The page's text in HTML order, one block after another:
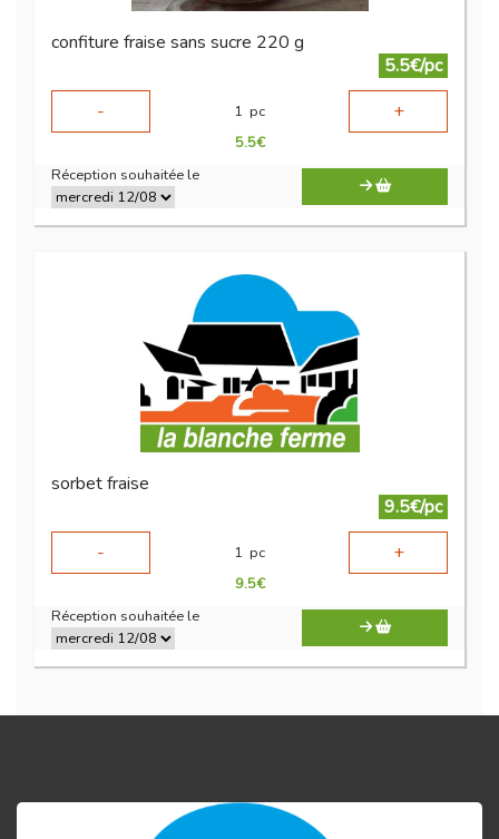
confiture fraise sans sucre 220 g
5.5€/pc
-
1 pc +
5.5€
Réception souhaitée le
sorbet fraise
9.5€/pc
-
1 pc +
9.5€
Réception souhaitée le